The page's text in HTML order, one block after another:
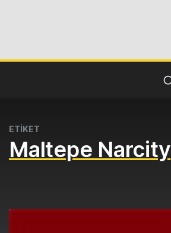
ETİKET
Maltepe Narcity